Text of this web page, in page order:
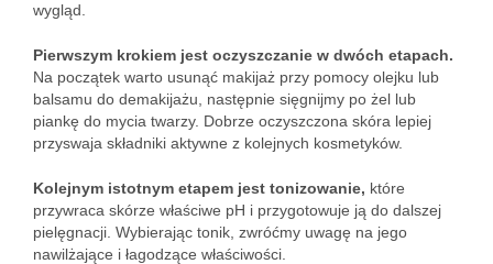
wygląd.
Pierwszym krokiem jest oczyszczanie w dwóch etapach.
Na początek warto usunąć makijaż przy pomocy olejku lub
balsamu do demakijażu, następnie sięgnijmy po żel lub
piankę do mycia twarzy. Dobrze oczyszczona skóra lepiej
przyswaja składniki aktywne z kolejnych kosmetyków.
Kolejnym istotnym etapem jest tonizowanie, które
przywraca skórze właściwe pH i przygotowuje ją do dalszej
pielęgnacji. Wybierając tonik, zwróćmy uwagę na jego
nawilżające i łagodzące właściwości.